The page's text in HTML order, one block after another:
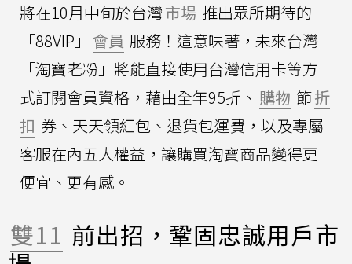
將在10月中旬於台灣市場 推出眾所期待的
「88VIP」 會員 服務！這意味著，未來台灣
「淘寶老粉」將能直接使用台灣信用卡等方
式訂閱會員資格，藉由全年95折、 購物 節折
扣 券、天天領紅包、退貨包運費，以及專屬
客服在內五大權益，讓購買淘寶商品變得更
便宜、更有感。
雙11 前出招，鞏固忠誠用戶市